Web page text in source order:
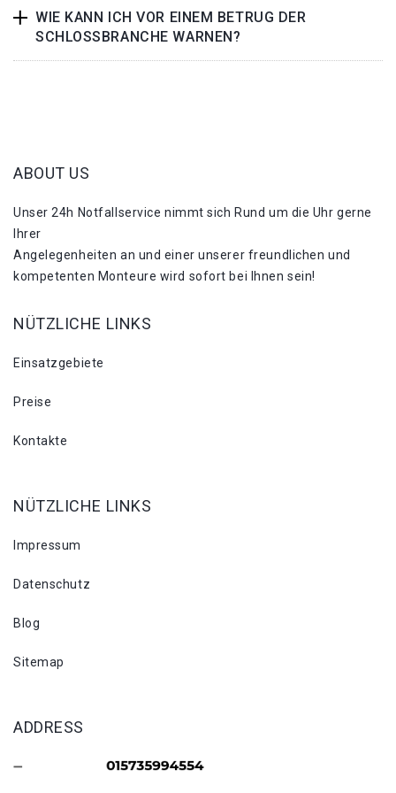
WIE KANN ICH VOR EINEM BETRUG DER
SCHLOSSBRANCHE WARNEN?
ABOUT US
Unser 24h Notfallservice nimmt sich Rund um die Uhr gerne
Ihrer
Angelegenheiten an und einer unserer freundlichen und
kompetenten Monteure wird sofort bei Ihnen sein!
NÜTZLICHE LINKS
Einsatzgebiete
Preise
Kontakte
NÜTZLICHE LINKS
Impressum
Datenschutz
Blog
Sitemap
ADDRESS